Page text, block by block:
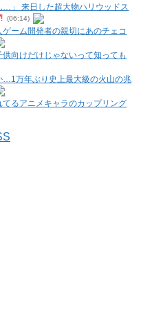
…」 来日した超大物ハリウッドス
(06:14)
ーム開発者の親切にあのチェコ
向けだけじゃないって知っても
…1万年ぶり史上最大級の火山の兆
るアニメキャラのカップリング